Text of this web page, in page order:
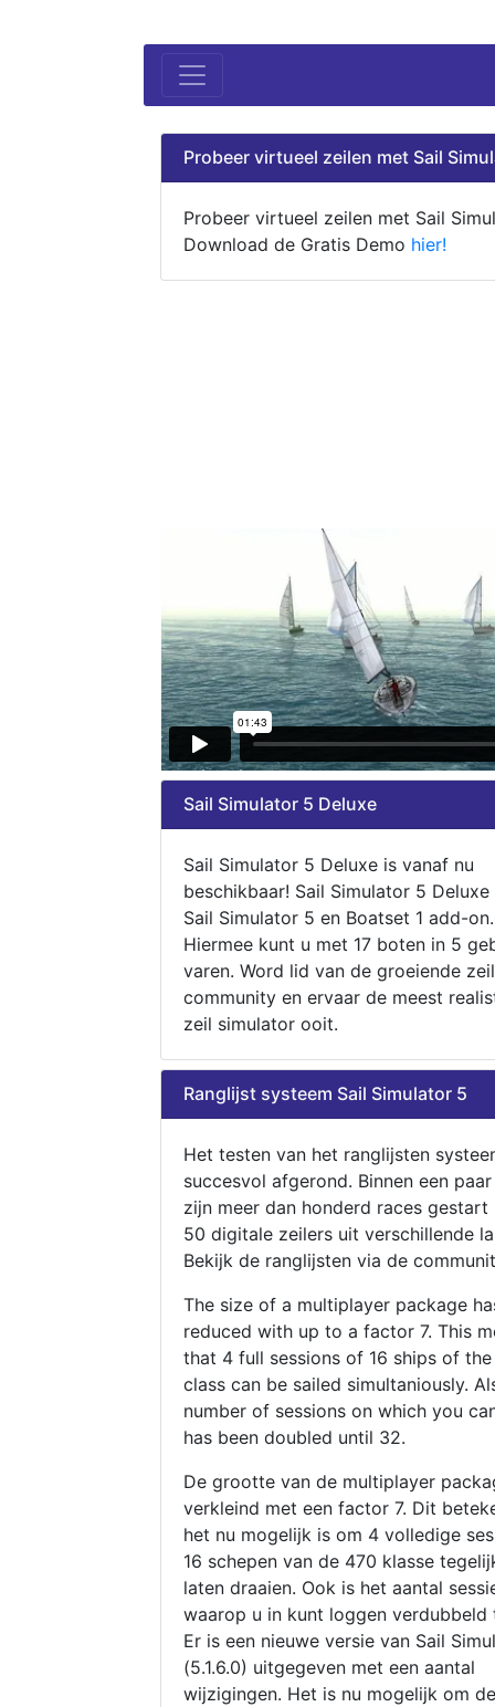
Probeer virtueel zeilen met Sail
Probeer virtueel zeilen met Sail
Download de Gratis Demo hier!
Sail Simulator 5 Deluxe
Sail Simulator 5 Deluxe is vanaf nu
beschikbaar! Sail Simulator 5
Sail Simulator 5 en Boatset 1 add-on.
Hiermee kunt u met 17 boten in 5
varen. Word lid van de groeiende zeil
community en ervaar de meest
zeil simulator ooit.
Ranglijst systeem Sail Simulator 5
Het testen van het ranglijsten
succesvol afgerond. Binnen een
zijn meer dan honderd races gestart
50 digitale zeilers uit verschillende
Bekijk de ranglijsten via de
The size of a multiplayer package
reduced with up to a factor 7. This
that 4 full sessions of 16 ships of
class can be sailed simultaniously.
number of sessions on which you
has been doubled until 32.
De grootte van de multiplayer
verkleind met een factor 7. Dit
het nu mogelijk is om 4 volledige
16 schepen van de 470 klasse
laten draaien. Ook is het aantal
waarop u in kunt loggen verdubbeld
Er is een nieuwe versie van Sail
(5.1.6.0) uitgegeven met een aantal
wijzigingen. Het is nu mogelijk om de